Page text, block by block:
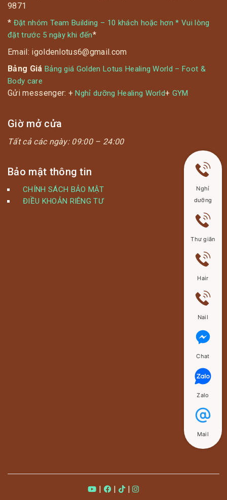
9871
* Đặt nhóm Team Building – 10 khách hoặc hơn * Vui lòng
đặt trước 5 ngày khi đến*
Email: igoldenlotus6@gmail.com
Bảng Giá Bảng giá Golden Lotus Healing World – Foot &
Body care
Gửi messenger: +Nghỉ dưỡng Healing World+ GYM
Giờ mở cửa
Tất cả các ngày: 09:00 – 24:00
Bảo mật thông tin
CHÍNH SÁCH BẢO MẬT
ĐIỀU KHOẢN RIÊNG TƯ
| |
|
Nghỉ
dưỡng
Thư giãn
Hair
Nail
Chat
Zalo
Mail